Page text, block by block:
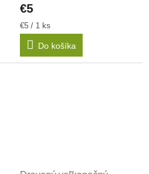
€5
Jednotková
cena:
€5 / 1 ks
Do košíka